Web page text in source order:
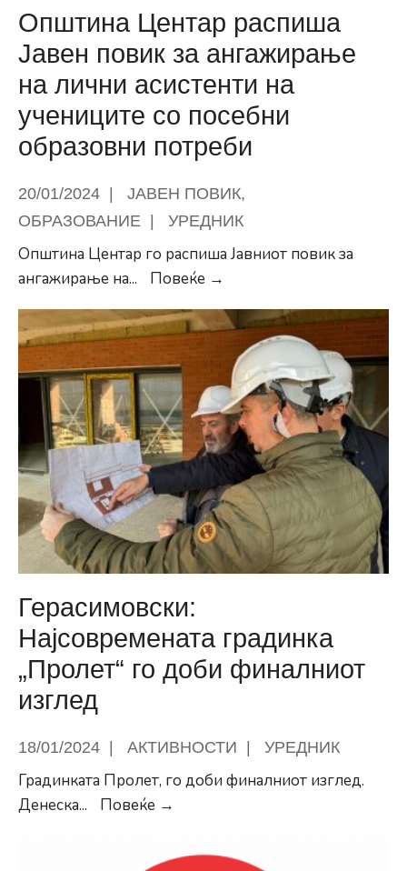
потреби
Општина Центар распиша
Јавен повик за ангажирање
на лични асистенти на
учениците со посебни
образовни потреби
20/01/2024 | ЈАВЕН ПОВИК,
ОБРАЗОВАНИЕ | УРЕДНИК
Општина Центар го распиша Јавниот повик за
ангажирање на... Повеќе →
распиша
Јавен
повик
за
ангажирање
на
лични
асистенти
на
учениците
со
потреби
Герасимовски:
Најсовремената градинка
„Пролет“ го доби финалниот
изглед
18/01/2024 | АКТИВНОСТИ | УРЕДНИК
Градинката Пролет, го доби финалниот изглед.
Денеска... Повеќе →
градинка